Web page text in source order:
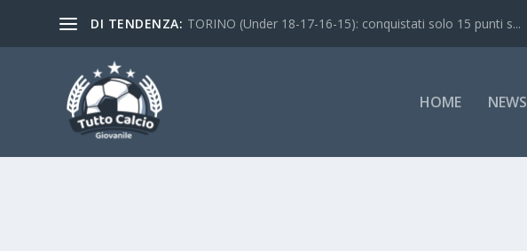
DI TENDENZA: TORINO (Under 18-17-16-15): conquistati solo 15 punti s...
HOME NEWS